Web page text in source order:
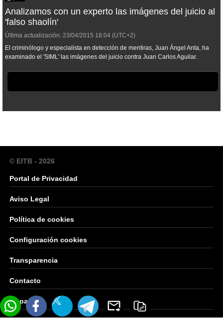
Analizamos con un experto las imágenes del juicio al
'falso shaolín'
Última actualización: 23/04/2015 18:04 (UTC+2)
El criminólogo y especialista en detección de mentiras, Juan Ángel Anta, ha
examinado el 'SIML' las imágenes del juicio contra Juan Carlos Aguilar.
© EITB - 2026
Portal de Privacidad
Aviso Legal
Política de cookies
Configuración cookies
Transparencia
Contacto
Mapa Web